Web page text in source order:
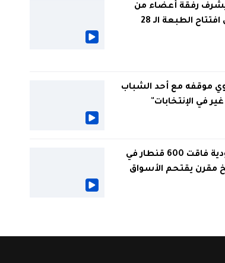
رفقة أعضاء من
الحكومة على افتتاح الطبعة الـ 28
موقفه مع أحد الشباب
في الإنتخابات"
الوادي: بمردودية فاقت 600 قنطار في
مقرن يقتحم الأسواق